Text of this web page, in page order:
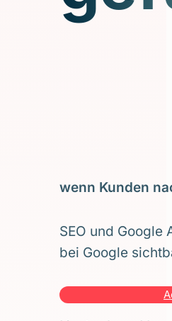
wenn Kunden
SEO und Google
bei Google